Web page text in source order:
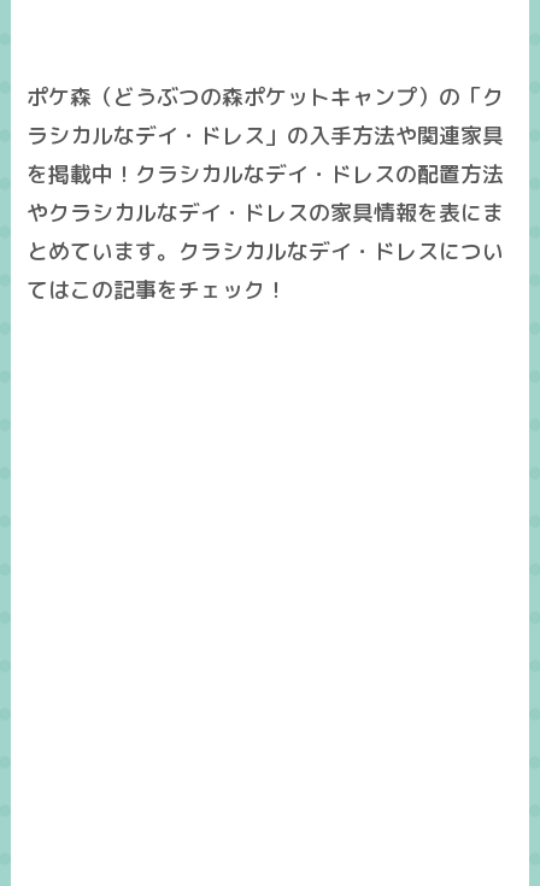
ポケ森（どうぶつの森ポケットキャンプ）の「ク
ラシカルなデイ・ドレス」の入手方法や関連家具
を掲載中！クラシカルなデイ・ドレスの配置方法
やクラシカルなデイ・ドレスの家具情報を表にま
とめています。クラシカルなデイ・ドレスについ
てはこの記事をチェック！